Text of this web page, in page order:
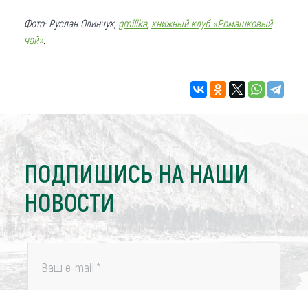
Фото: Руслан Олинчук, gmilika, книжный клуб «Ромашковый
чай».
ПОДПИШИСЬ НА НАШИ
НОВОСТИ
Ваш e-mail *